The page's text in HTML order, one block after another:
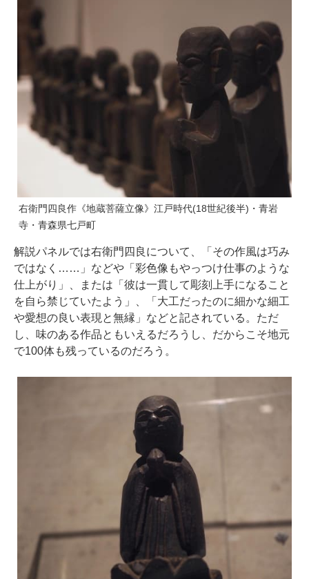
右衛門四良作《地蔵菩薩立像》江戸時代(18世紀後半)・青岩
寺・青森県七戸町
解説パネルでは右衛門四良について、「その作風は巧み
ではなく……」などや「彩色像もやっつけ仕事のような
仕上がり」、または「彼は一貫して彫刻上手になること
を自ら禁じていたよう」、「大工だったのに細かな細工
や愛想の良い表現と無縁」などと記されている。ただ
し、味のある作品ともいえるだろうし、だからこそ地元
で100体も残っているのだろう。